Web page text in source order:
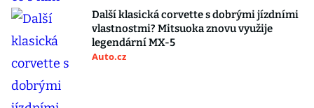
Další klasická corvette s dobrými jízdními
vlastnostmi? Mitsuoka znovu využije
legendární MX-5
Auto.cz